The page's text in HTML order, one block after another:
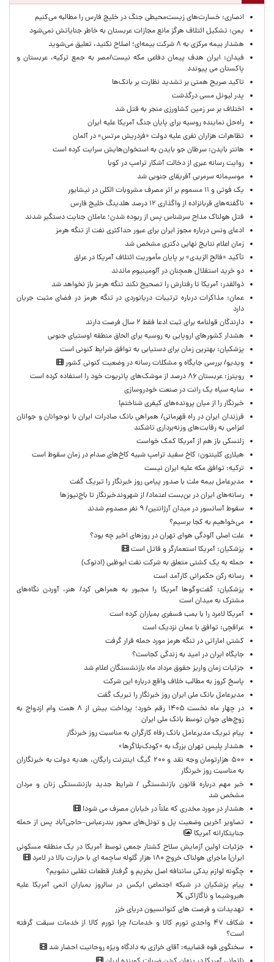
انصاری: خسارت‌های زیست‌محیطی جنگ در خلیج فارس را مطالبه‌ می‌کنیم
یمن: تشکیل ائتلاف هرگز مانع مجازات عربستان به خاطر جنایاتش نمی‌شود
هشدار بیمه مرکزی به ۸ شرکت بیمه‌ای؛ اصلاح نکنید، تعلیق می‌شوید
فیدان: ایران هدف پیمان دفاعی مکه نیست/مصر به جمع ترکیه، عربستان و
پاکستان می پیوندد
تاکید صریح همتی بر تشدید نظارت بر بانک‌ها
پدر لیونل مسی درگذشت
اختلاف بر سر زمین کشاورزی منجر به قتل شد
راه‌حل نماینده روسیه برای پایان جنگ آمریکا علیه ایران
تظاهرات هزاران نفری علیه دولت «فردریش مرتس» در آلمان
هانتر بایدن: سرطان جو بایدن به استخوان‌هایش سرایت کرده است
روایت رسانه عبری از دخالت آشکار ترامپ در کوبا
موسیمانه سرمربی آفریقای جنوبی شد
یک فوتی و ۱۱ مسموم بر اثر مصرف مشروبات الکلی در نیشابور
ناگفته‌های قربانزاده از واگذاری ۱۲ درصد هلدینگ خلیج فارس
قتل هولناک مداح سرشناس پس از ربوده شدن؛ عاملان جنایت دستگیر شدند
ادعای ونس درباره مجوز ایران برای عبور حداکثری نفت از تنگه هرمز
زمان اعلام نتایج نهایی دکتری مشخص شد
تأکید «فالح الزیدی» بر پایان مأموریت ائتلاف آمریکا در عراق
دو خرید استقلال همچنان در آلومینیوم ماندند
ذوالقدر: آمریکا تا رفتارش را تصحیح نکند تنگه هرمز باز نخواهد شد
عمان: مذاکرات درباره ترتیبات دریانوردی در تنگه هرمز در فضای مثبت جریان
دارد
دارندگان قولنامه برای ثبت ادعا فقط ۲ سال فرصت دارند
هشدار کشورهای اروپایی به روسیه برای الحاق منطقه اوستیای جنوبی
پزشکیان‌: بهترین زمان برای دستیابی به توافق شرایط کنونی است
ویدیو/ بررسی جایگاه و مشکلات رسانه در وضعیت کنونی کشور
رویترز: عربستان ۸۶ درصد از موشک‌های پاتریوت خود را استفاده کرده است
سایه سیاه یک رانت در صنعت خودروسازی
خبرنگار را از میان پرونده‌های کیفری شناختم!
​فرزندان ایران در راه قهرمانی/ همراهی بانک صادرات ایران با نوجوانان و جوانان
اعزامی به رقابت‌های وزنه‌برداری تاشکند
زلنسکی باز هم از آمریکا کمک خواست
هیلاری کلینتون: کاخ سفید ترامپ شبیه کاخ‌های صدام در زمان سقوط است
ترکیه: توافق مکه علیه ایران نیست
مدیرعامل بیمه ملت با صدور پیامی روز خبرنگار را تبریک گفت
رسانه‌های ایران در بن‌بست اعتماد/ از شهروندخبرنگار تا باج‌نیوزها
سقوط آسانسور در میدان آرژانتین/ ۹ نفر مصدوم شدند
می‌خواهیم به کجا برسیم؟
علت اصلی آلودگی هوای تهران در روزهای اخیر چه بود؟
پزشکیان: آمریکا استعمارگر و قاتل است
حمله به یک کشتی متعلق به شرکت نفت ابوظبی (ادنوک)
رسانه رکن حکمرانی کارآمد است
پزشکیان: گفت‌وگوها آمریکا را مجبور به همراهی کرد/ هنر، آوردن نگاه‌های
مشترک به میدان است
آمریکا لامرد را با بمب فسفری بمباران کرده است
عراقچی: توافق با عمان نزدیک است
کشتی اماراتی در تنگه هرمز مورد حمله قرار گرفت
جایگاه ایران در امید به زندگی کجاست؟
جزئیات زمان واریز حقوق مرداد ماه بازنشستگان اعلام شد
پاسخ کروز به مطالب خلاف واقع درباره این شرکت
مدیرعامل بانک ملی ایران روز خبرنگار را تبریک گفت
در چهار ماه نخست ۱۴۰۵ رقم خورد؛ پرداخت بیش از ۸ همت وام ازدواج به
زوج‌های جوان توسط بانک ملی ایران
پیام تبریک مدیرعامل بانک رفاه کارگران به مناسبت روز خبرنگار
هشدار پلیس تهران بزرگ به «کودک‌بلاگرها»
۵۰۰ هزارتومان وجه نقد و ۲۰۰ گیگ اینترنت رایگان، هدیه دولت به خبرنگاران
به مناسبت روز خبرنگار
خبر مهم درباره قانون بازنشستگی / شرایط جدید بازنشستگی زنان و مردان
مشخص شد
هشدار در مورد مخدری که علناً در خیابان مصرف می شود!
تصاویر آخرین وضعیت پل و تونل‌های محور بندرعباس–حاجی‌آباد پس از حمله
جنایتکارانه آمریکا
جزئیات اولین آزمایش سلاح کشتار جمعی توسط آمریکا در یک منطقه مسکونی
ایران| ماجرای هولناک خروج ۱۸۰ هزار گلوله ساچمه ای با حرارت بالا در لامرد
چگونه لوازم یدکی سانتافه اصل بخریم و گرفتار قطعات تقلبی نشویم؟
پیام پزشکیان در شبکه اجتماعی ایکس در سالروز بمباران اتمی آمریکا علیه
هیروشیما و ناگازاکی
تهدیدات و فرصت های کنوانسیون دریای خزر
شکاف ۴۷ واحدی تورم کالا و خدمات/ چرا تورم کالا از خدمات سبقت گرفته
است؟
سخنگوی قوه قضاییه: آقای خرازی به دادگاه ویژه روحانیت احضار شد